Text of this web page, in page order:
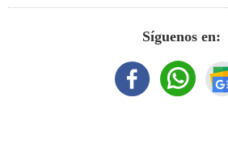
Síguenos en: